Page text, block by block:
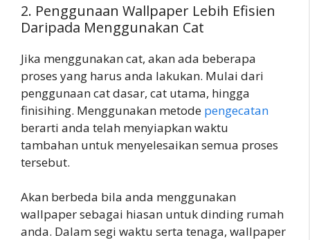
2. Penggunaan Wallpaper Lebih Efisien
Daripada Menggunakan Cat
Jika menggunakan cat, akan ada beberapa
proses yang harus anda lakukan. Mulai dari
penggunaan cat dasar, cat utama, hingga
finisihing. Menggunakan metode pengecatan
berarti anda telah menyiapkan waktu
tambahan untuk menyelesaikan semua proses
tersebut.
Akan berbeda bila anda menggunakan
wallpaper sebagai hiasan untuk dinding rumah
anda. Dalam segi waktu serta tenaga, wallpaper